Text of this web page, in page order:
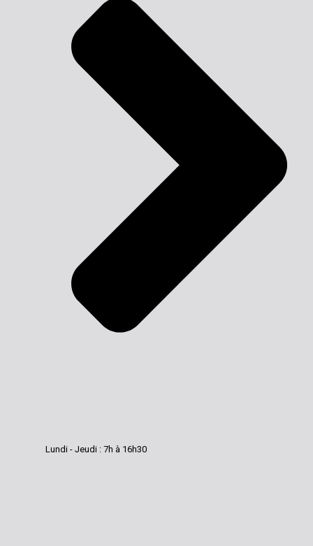
Lundi - Jeudi : 7h à 16h30